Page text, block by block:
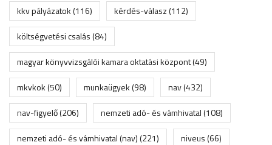
kkv pályázatok(116) kérdés-válasz(112)
költségvetési csalás(84)
magyar könyvvizsgálói kamara oktatási központ(49)
mkvkok(50) munkaügyek(98) nav(432)
nav-figyelő(206) nemzeti adó- és vámhivatal(108)
nemzeti adó- és vámhivatal (nav)(221) niveus(66)